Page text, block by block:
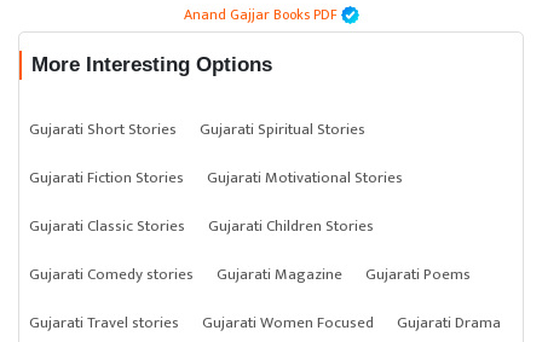
Anand Gajjar Books PDF
More Interesting Options
Gujarati Short Stories
Gujarati Spiritual Stories
Gujarati Fiction Stories
Gujarati Motivational Stories
Gujarati Classic Stories
Gujarati Children Stories
Gujarati Comedy stories
Gujarati Magazine
Gujarati Poems
Gujarati Travel stories
Gujarati Women Focused Gujarati Drama